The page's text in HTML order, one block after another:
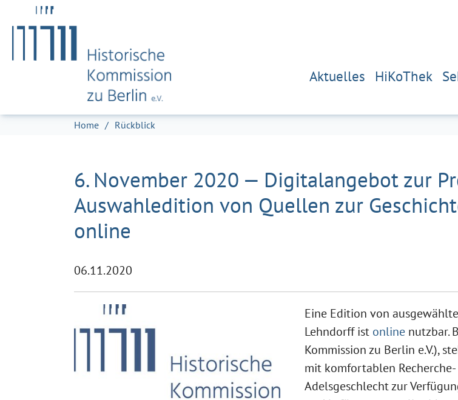
Zum Hauptinhalt springen
Skip to page footer
Aktuelles HiKoThek
Sie sind hier:
Home Rückblick
6. November 2020 — Digitalangebot zur
Auswahledition von Quellen zur
online
06.11.2020
Eine Edition von
Lehndorff ist online nutzbar.
Kommission zu Berlin e.V.),
mit komfortablen
Adelsgeschlecht zur